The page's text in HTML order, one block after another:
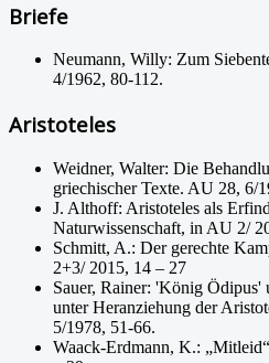
Briefe
Neumann, Willy: Zum
4/1962, 80-112.
Aristoteles
Weidner, Walter: Die
griechischer Texte. AU 28, 6/
J. Althoff: Aristoteles als
Naturwissenschaft, in AU 2/
Schmitt, A.: Der gerechte
2+3/ 2015, 14 – 27
Sauer, Rainer: 'König Ödipus'
unter Heranziehung der
5/1978, 51-66.
Waack-Erdmann, K.: